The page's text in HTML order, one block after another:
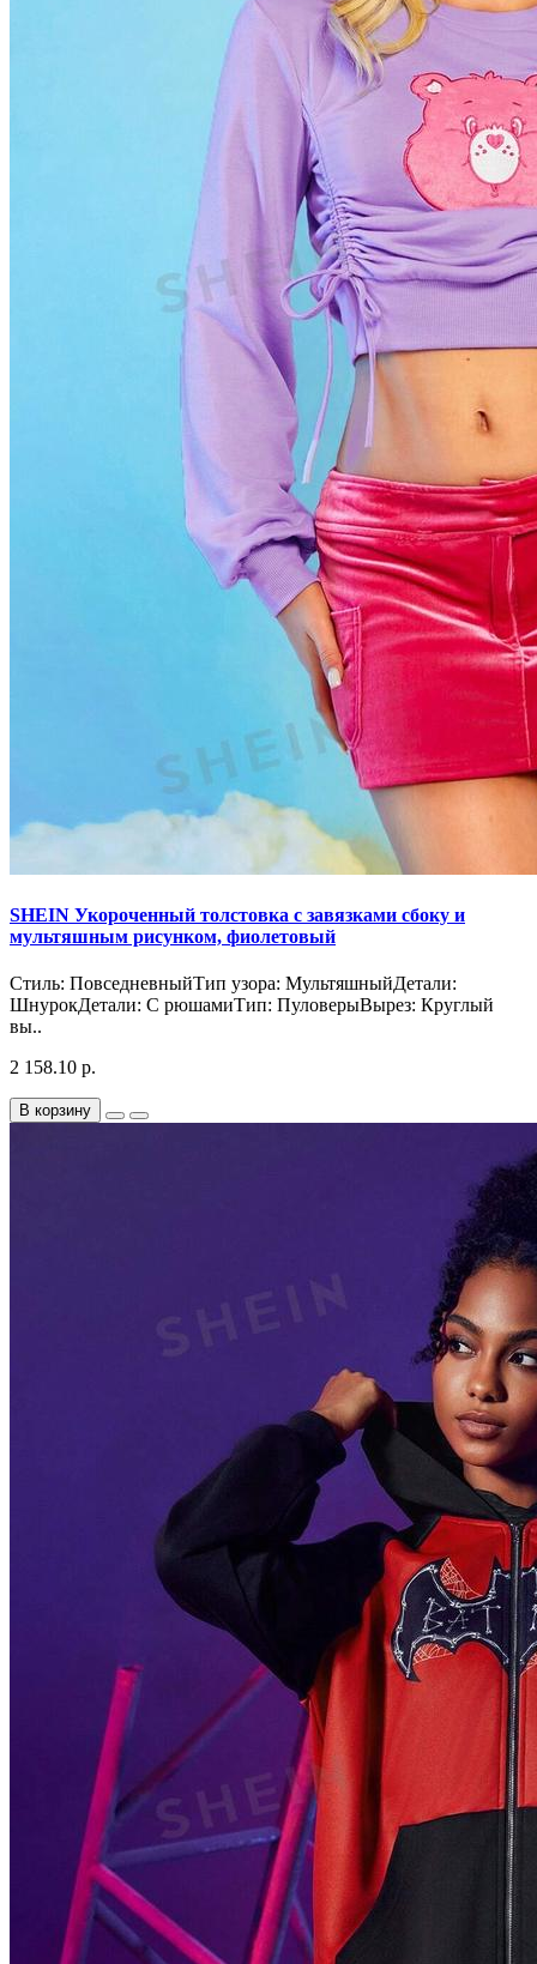
SHEIN Укороченный толстовка с завязками сбоку и
мультяшным рисунком, фиолетовый
Стиль: ПовседневныйТип узора: МультяшныйДетали:
ШнурокДетали: С рюшамиТип: ПуловерыВырез: Круглый
вы..
2 158.10 р.
В корзину